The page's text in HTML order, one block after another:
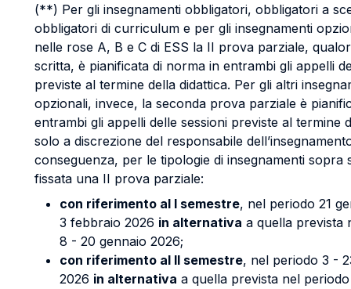
(**) Per gli insegnamenti obbligatori, obbligatori a
obbligatori di curriculum e per gli insegnamenti
nelle rose A, B e C di ESS la II prova parziale,
scritta, è pianificata di norma in entrambi gli appelli
previste al termine della didattica. Per gli altri
opzionali, invece, la seconda prova parziale è
entrambi gli appelli delle sessioni previste al termine
solo a discrezione del responsabile
conseguenza, per le tipologie di insegnamenti sopra
fissata una II prova parziale:
con riferimento al I semestre, nel periodo 21
3 febbraio 2026 in alternativa a quella prevista
8 - 20 gennaio 2026;
con riferimento al II semestre, nel periodo 3 -
2026 in alternativa a quella prevista nel periodo